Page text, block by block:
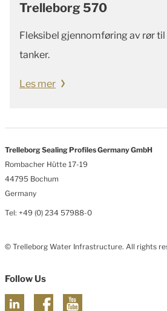
Trelleborg 570
Fleksibel gjennomføring av rør
tanker.
Les mer
Trelleborg Sealing Profiles Germany GmbH
Rombacher Hütte 17-19
44795 Bochum
Germany
Tel: +49 (0) 234 57988-0
© Trelleborg Water Infrastructure. All rights
Follow Us